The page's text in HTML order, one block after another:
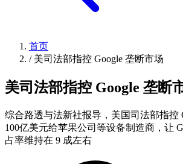
首页
/ 美司法部指控 Google 垄断市场
美司法部指控 Google 垄断
综合路透与法新社报导，美国司法部指控
100亿美元给苹果公司等设备制造商，让
占率维持在 9 成左右